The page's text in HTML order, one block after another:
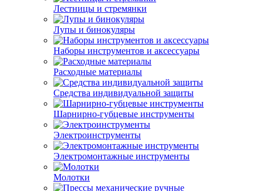
Лестницы и стремянки
Лупы и бинокуляры
Наборы инструментов и аксессуары
Расходные материалы
Средства индивидуальной защиты
Шарнирно-губцевые инструменты
Электроинструменты
Электромонтажные инструменты
Молотки